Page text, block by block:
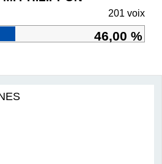
201 voix
46,00 %